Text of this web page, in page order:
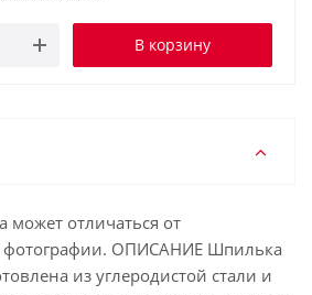
В корзину
отличаться от
фотографии. ОПИСАНИЕ Шпилька
из углеродистой стали и